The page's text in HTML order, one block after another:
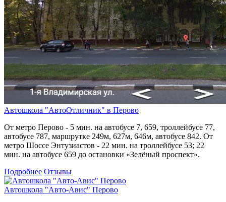
Автошкола "АвтоОтличник" в Перово
От метро Перово - 5 мин. на автобусе 7, 659, троллейбусе 77,
автобусе 787, маршрутке 249м, 627м, 646м, автобусе 842. От
метро Шоссе Энтузиастов - 22 мин. на троллейбусе 53; 22
мин. на автобусе 659 до остановки «Зелёный проспект».
Подробнее Отзывы
Автошкола "Авто-Авис" Перово